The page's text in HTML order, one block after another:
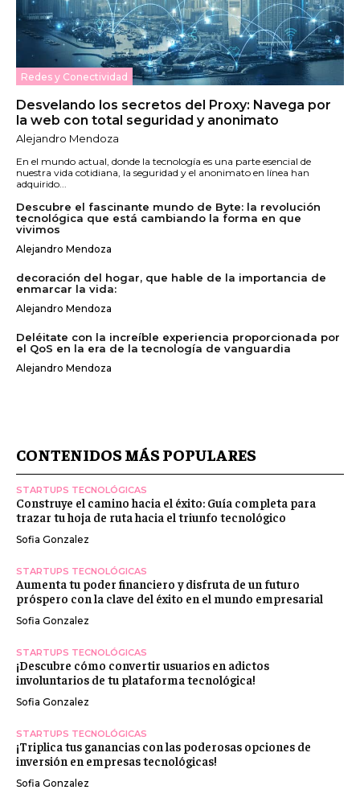
Redes y Conectividad
Desvelando los secretos del Proxy: Navega por
la web con total seguridad y anonimato
Alejandro Mendoza
En el mundo actual, donde la tecnología es una parte esencial de
nuestra vida cotidiana, la seguridad y el anonimato en línea han
adquirido...
Descubre el fascinante mundo de Byte: la revolución
tecnológica que está cambiando la forma en que
vivimos
Alejandro Mendoza
decoración del hogar, que hable de la importancia de
enmarcar la vida:
Alejandro Mendoza
Deléitate con la increíble experiencia proporcionada por
el QoS en la era de la tecnología de vanguardia
Alejandro Mendoza
CONTENIDOS MÁS POPULARES
STARTUPS TECNOLÓGICAS
Construye el camino hacia el éxito: Guía completa para
trazar tu hoja de ruta hacia el triunfo tecnológico
Sofia Gonzalez
STARTUPS TECNOLÓGICAS
Aumenta tu poder financiero y disfruta de un futuro
próspero con la clave del éxito en el mundo empresarial
Sofia Gonzalez
STARTUPS TECNOLÓGICAS
¡Descubre cómo convertir usuarios en adictos
involuntarios de tu plataforma tecnológica!
Sofia Gonzalez
STARTUPS TECNOLÓGICAS
¡Triplica tus ganancias con las poderosas opciones de
inversión en empresas tecnológicas!
Sofia Gonzalez